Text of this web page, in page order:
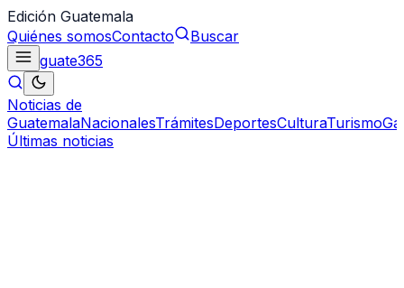
Edición Guatemala
Quiénes somosContacto
Buscar
guate365
Noticias de
GuatemalaNacionalesTrámitesDeportesCulturaTurismo
Últimas noticias